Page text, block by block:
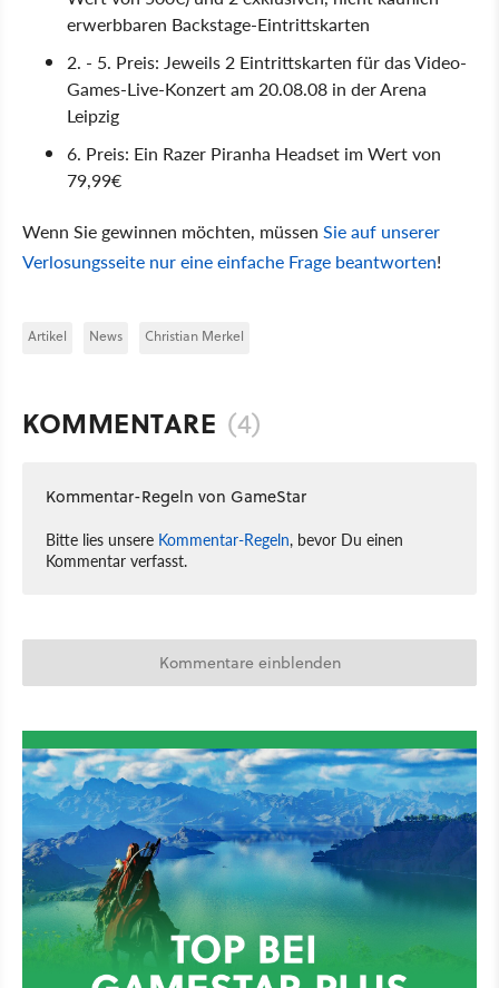
erwerbbaren Backstage-Eintrittskarten
2. - 5. Preis: Jeweils 2 Eintrittskarten für das Video-
Games-Live-Konzert am 20.08.08 in der Arena
Leipzig
6. Preis: Ein Razer Piranha Headset im Wert von
79,99€
Wenn Sie gewinnen möchten, müssen Sie auf unserer
Verlosungsseite nur eine einfache Frage beantworten!
Artikel News Christian Merkel
KOMMENTARE (4)
Kommentar-Regeln von GameStar
Bitte lies unsere Kommentar-Regeln, bevor Du einen
Kommentar verfasst.
Kommentare einblenden